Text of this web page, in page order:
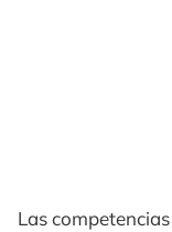
Las